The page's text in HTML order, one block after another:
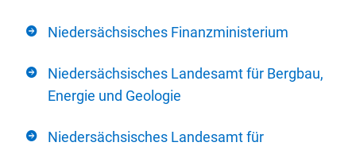
Niedersächsisches Finanzministerium
Niedersächsisches Landesamt für Bergbau,
Energie und Geologie
Niedersächsisches Landesamt für